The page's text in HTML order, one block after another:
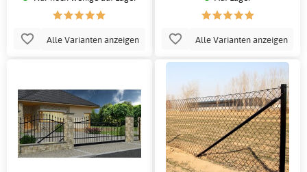
Alle Varianten anzeigen Alle Varianten anzeigen